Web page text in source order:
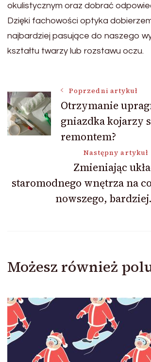
okulistycznym oraz dobrać
Dzięki fachowości optyka
najbardziej pasujące do naszego
kształtu twarzy lub rozstawu oczu.
Nawigacja
wpisu
Poprzedni artykuł
Otrzymanie
gniazdka kojarzy
remontem?
Następny artykuł
Zmieniając
staromodnego wnętrza na
nowszego,
Możesz również